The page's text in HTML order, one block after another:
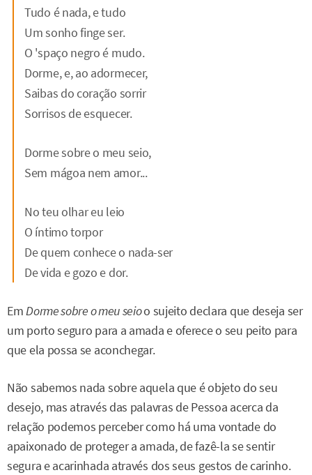
Tudo é nada, e tudo
Um sonho finge ser.
O 'spaço negro é mudo.
Dorme, e, ao adormecer,
Saibas do coração sorrir
Sorrisos de esquecer.
Dorme sobre o meu seio,
Sem mágoa nem amor...
No teu olhar eu leio
O íntimo torpor
De quem conhece o nada-ser
De vida e gozo e dor.
EmDorme sobre o meu seioo sujeito declara que deseja ser
um porto seguro para a amada e oferece o seu peito para
que ela possa se aconchegar.
Não sabemos nada sobre aquela que é objeto do seu
desejo, mas através das palavras de Pessoa acerca da
relação podemos perceber como há uma vontade do
apaixonado de proteger a amada, de fazê-la se sentir
segura e acarinhada através dos seus gestos de carinho.